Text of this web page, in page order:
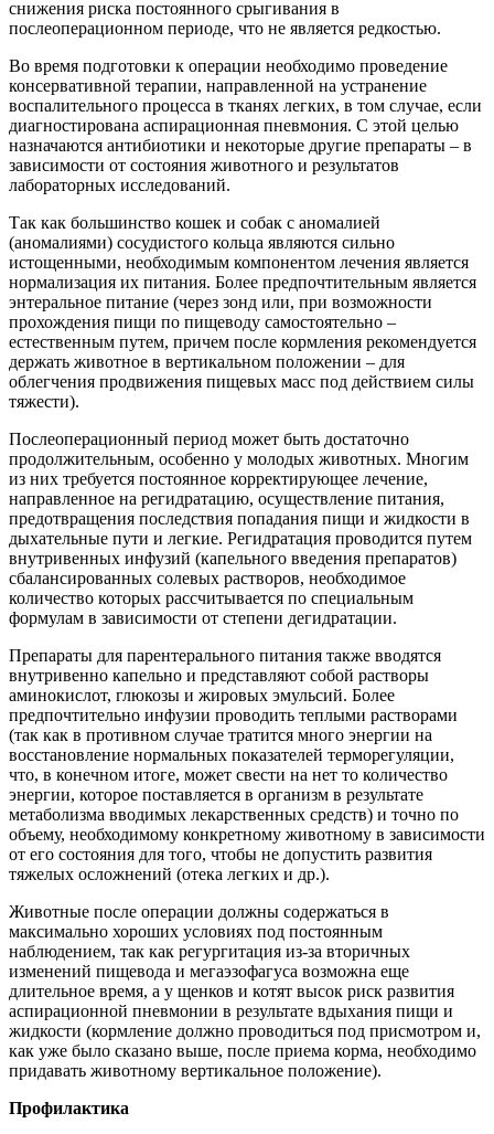
снижения риска постоянного срыгивания в
послеоперационном периоде, что не является редкостью.
Во время подготовки к операции необходимо проведение
консервативной терапии, направленной на устранение
воспалительного процесса в тканях легких, в том случае, если
диагностирована аспирационная пневмония. С этой целью
назначаются антибиотики и некоторые другие препараты – в
зависимости от состояния животного и результатов
лабораторных исследований.
Так как большинство кошек и собак с аномалией
(аномалиями) сосудистого кольца являются сильно
истощенными, необходимым компонентом лечения является
нормализация их питания. Более предпочтительным является
энтеральное питание (через зонд или, при возможности
прохождения пищи по пищеводу самостоятельно –
естественным путем, причем после кормления рекомендуется
держать животное в вертикальном положении – для
облегчения продвижения пищевых масс под действием силы
тяжести).
Послеоперационный период может быть достаточно
продолжительным, особенно у молодых животных. Многим
из них требуется постоянное корректирующее лечение,
направленное на регидратацию, осуществление питания,
предотвращения последствия попадания пищи и жидкости в
дыхательные пути и легкие. Регидратация проводится путем
внутривенных инфузий (капельного введения препаратов)
сбалансированных солевых растворов, необходимое
количество которых рассчитывается по специальным
формулам в зависимости от степени дегидратации.
Препараты для парентерального питания также вводятся
внутривенно капельно и представляют собой растворы
аминокислот, глюкозы и жировых эмульсий. Более
предпочтительно инфузии проводить теплыми растворами
(так как в противном случае тратится много энергии на
восстановление нормальных показателей терморегуляции,
что, в конечном итоге, может свести на нет то количество
энергии, которое поставляется в организм в результате
метаболизма вводимых лекарственных средств) и точно по
объему, необходимому конкретному животному в зависимости
от его состояния для того, чтобы не допустить развития
тяжелых осложнений (отека легких и др.).
Животные после операции должны содержаться в
максимально хороших условиях под постоянным
наблюдением, так как регургитация из-за вторичных
изменений пищевода и мегаэзофагуса возможна еще
длительное время, а у щенков и котят высок риск развития
аспирационной пневмонии в результате вдыхания пищи и
жидкости (кормление должно проводиться под присмотром и,
как уже было сказано выше, после приема корма, необходимо
придавать животному вертикальное положение).
Профилактика